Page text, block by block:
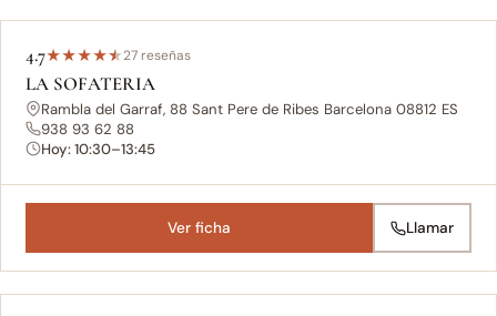
4.7★★★★★27 reseñas
LA SOFATERIA
Rambla del Garraf, 88 Sant Pere de Ribes Barcelona 08812 ES
938 93 62 88
Hoy: 10:30–13:45
Ver ficha Llamar